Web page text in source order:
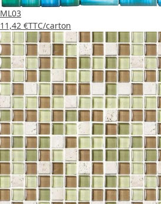
ML03
11,42 €TTC/carton